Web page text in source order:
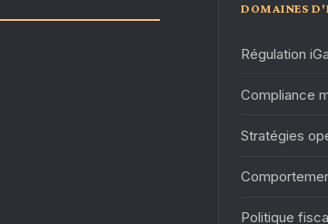
DOMAINES
Régulation
Compliance
Stratégies
Politique